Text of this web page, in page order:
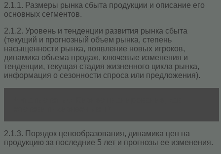
2.1.1. Размеры рынка сбыта продукции и описание его
основных сегментов.
2.1.2. Уровень и тенденции развития рынка сбыта
(текущий и прогнозный объем рынка, степень
насыщенности рынка, появление новых игроков,
динамика объема продаж, ключевые изменения и
тенденции, текущая стадия жизненного цикла рынка,
информация о сезонности спроса или предложения).
2.1.3. Порядок ценообразования, динамика цен на
продукцию за последние 5 лет и прогнозы ее изменения.